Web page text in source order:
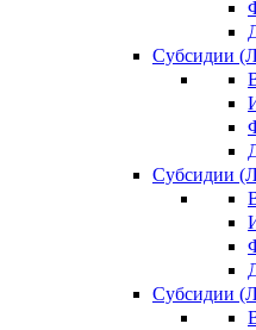
Субсидии
Субсидии
Субсидии